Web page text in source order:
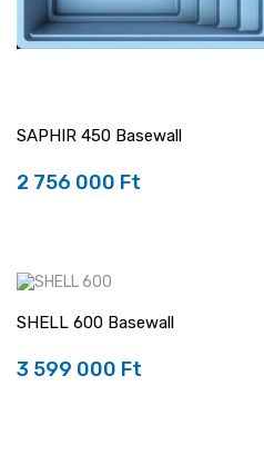
SAPHIR 450 Basewall
Ár
2 756 000 Ft
SHELL 600 Basewall
Ár
3 599 000 Ft